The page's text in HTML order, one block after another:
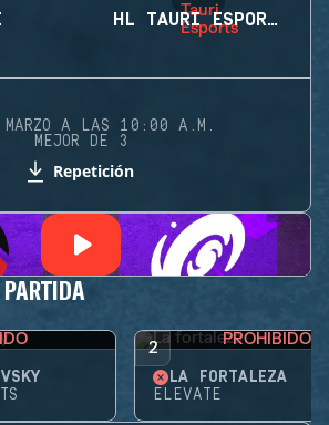
HL TAURI ESPORTS
A LAS 10:00 A.M.
MEJOR DE 3
Repetición
2 PROHIBIDO
LA FORTALEZA
ELEVATE